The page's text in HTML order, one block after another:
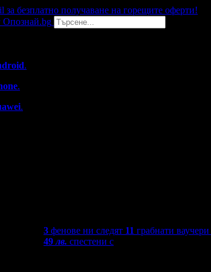
безплатно получаване на горещите оферти!
Опознай.bg
.
.
.
3 фенове ни следят 11 грабнати ваучери
49лв. спестени с